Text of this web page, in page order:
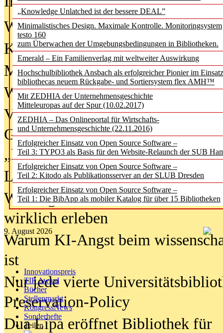
„Knowledge Unlatched ist der bessere DEAL”
Minimalistisches Design. Maximale Kontrolle. Monitoringsystem
testo 160
zum Überwachen der Umgebungsbedingungen in Bibliotheken.
Emerald – Ein Familienverlag mit weltweiter Auswirkung
Hochschulbibliothek Ansbach als erfolgreicher Pionier im
bibliothecas neuem Rückgabe- und Sortiersystem flex AMH™
Mit ZEDHIA der Unternehmensgeschichte
Mitteleuropas auf der Spur (10.02.2017)
ZEDHIA – Das Onlineportal für Wirtschafts-
und Unternehmensgeschichte (22.11.2016)
Erfolgreicher Einsatz von Open Source Software –
Teil 3: TYPO3 als Basis für den Website-Relaunch der SUB
Erfolgreicher Einsatz von Open Source Software –
Teil 2: Kitodo als Publikationsserver an der SLUB Dresden
Erfolgreicher Einsatz von Open Source Software –
Teil 1: Die BibApp als mobiler Katalog für über 15 Bibliotheken
9. August 2026
Innovationspreis
TIP Award
Bücher
Stellenmarkt
KongressNews
Sonderhefte
Teilen
Was Hochschul­bibliotheken von
Kinder in der digitalen Welt
Metadaten als Infrastruktur
Wenn Bots katalogisieren
Von Abschlusskleidern bis
Geisterjagd-Ausrüstung in der
„Library of Things“ unterwegs
Lesen als Infrastrukturaufgabe
Wie Jugendliche Social Media
wirklich erleben
Warum KI-Angst beim
ist
Nur jede vierte
Preservation-Policy
Dua Lipa eröffnet Bibliothek für